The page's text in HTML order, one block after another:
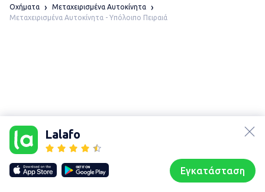
Lalafo
Εγκατάσταση
Οχήματα
Μεταχειρισμένα Αυτοκίνητα
Μεταχειρισμένα Αυτοκίνητα - Υπόλοιπο Πειραιά
Our websites
lalafo.kg
lalafo.rs
lalafo.pl
Sitemap
τοποθεσίας
Συζητήσεις Προφίλ